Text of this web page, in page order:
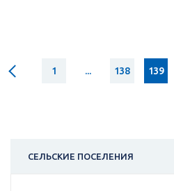
1 ... 138 139
СЕЛЬСКИЕ ПОСЕЛЕНИЯ